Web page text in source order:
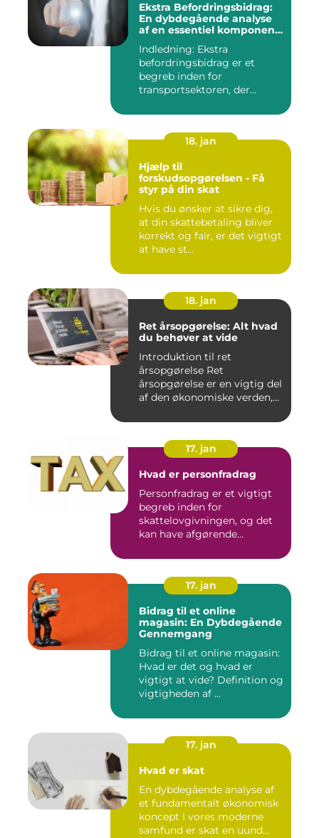
Ekstra Befordringsbidrag:
En dybdegående analyse
af en essentiel komponent
Indledning: Ekstra
befordringsbidrag er et
begreb inden for
transportsektoren, der
18. jan
Hjælp til
forskudsopgørelsen - Få
styr på din skat
Hvis du ønsker at sikre dig,
at din skattebetaling bliver
korrekt og fair, er det vigtigt
at have st...
18. jan
Ret årsopgørelse: Alt hvad
du behøver at vide
Introduktion til ret
årsopgørelse Ret
årsopgørelse er en vigtig del
af den økonomiske verden,
17. jan
Hvad er personfradrag
Personfradrag er et vigtigt
begreb inden for
skattelovgivningen, og det
kan have afgørende
17. jan
Bidrag til et online
magasin: En Dybdegående
Gennemgang
Bidrag til et online magasin:
Hvad er det og hvad er
vigtigt at vide? Definition og
vigtigheden af ...
17. jan
Hvad er skat
En dybdegående analyse af
et fundamentalt økonomisk
koncept I vores moderne
samfund er skat en uund...